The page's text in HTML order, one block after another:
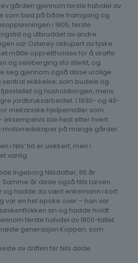
gården gjennom første halvdel av
som bød på både framgang og
i 1905, første
og utbruddet av andre
var Osterøy okkupert av tyske
måtte opprettholdes for å skaffe
og selvberging sto sterkt, og
seg gjennom også disse urolige
skikkelse; som budeie og
og husholdningen, mens
jordbruksarbeidet. I 1930- og 40-
mekaniske hjelpemidler som
ble hest etter hvert
motorredskaper på mange gårder.
i Nils’ tid er usikkert, men i
vanlig.
Ingeborg Nilsdatter, 85 år
år døde også Nils Larsen
og hadde da vært enkemann i kort
var en hel epoke over – han var
sin og hadde holdt
første halvdel av 1900-tallet.
generasjon Koppen, som
av driften før Nils døde.